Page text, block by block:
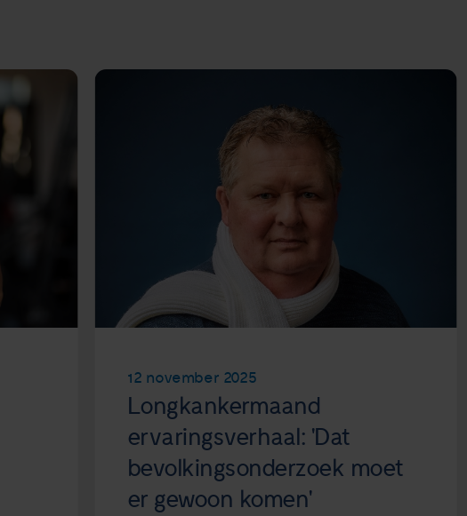
12 november 2025
Longkankermaand
ervaringsverhaal: 'Dat
bevolkingsonderzoek moet
er gewoon komen'